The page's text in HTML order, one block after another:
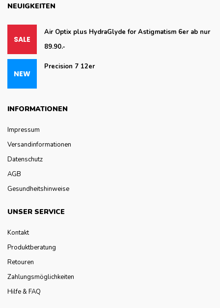
NEUIGKEITEN
Air Optix plus HydraGlyde for Astigmatism 6er ab nur
89.90.-
Precision 7 12er
INFORMATIONEN
Impressum
Versandinformationen
Datenschutz
AGB
Gesundheitshinweise
UNSER SERVICE
Kontakt
Produktberatung
Retouren
Zahlungsmöglichkeiten
Hilfe & FAQ